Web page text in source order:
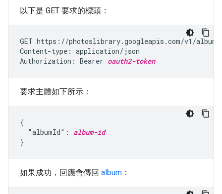
以下是 GET 要求的標頭：
GET https://photoslibrary.googleapis.com/v1/
Content-type: application/json
Authorization: Bearer oauth2-token
要求主體如下所示：
{
  "albumId":
album-id
}
如果成功，回應會傳回 album ：